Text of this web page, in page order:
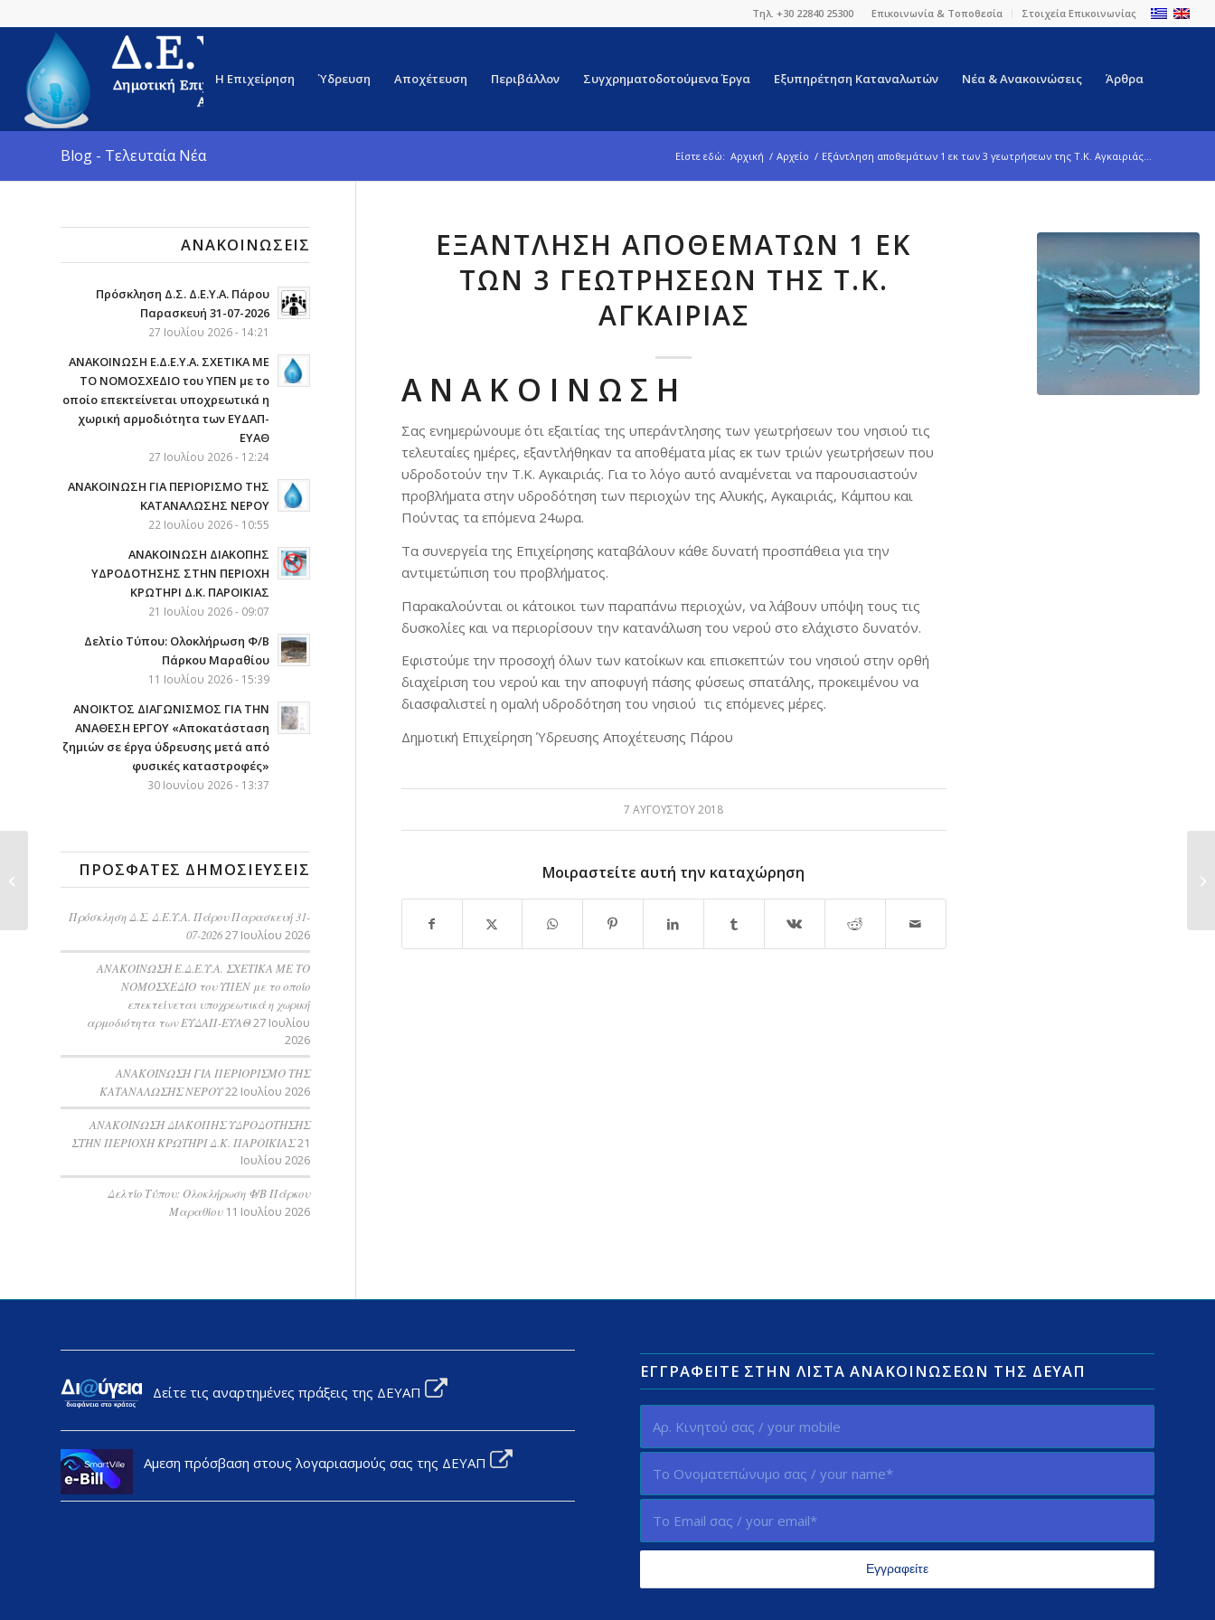
Επικοινωνία & Τοποθεσία Στοιχεία Επικοινωνίας
Τηλ. +30 22840 25300
Η Επιχείρηση Ύδρευση Αποχέτευση Περιβάλλον Συγχρηματοδοτούμενα Έργα Εξυπηρέτηση Καταναλωτών Νέα & Ανακοινώσεις Άρθρα
Blog - Τελευταία Νέα Είστε εδώ: Αρχική / Αρχείο / Εξάντληση αποθεμάτων 1 εκ των 3 γεωτρήσεων της Τ.Κ. Αγκαιριάς...
ΕΞΆΝΤΛΗΣΗ ΑΠΟΘΕΜΆΤΩΝ 1 ΕΚ
ΤΩΝ 3 ΓΕΩΤΡΉΣΕΩΝ ΤΗΣ Τ.Κ.
ΑΓΚΑΙΡΙΆΣ
Α Ν Α Κ Ο Ι Ν Ω Σ Η
Σας ενημερώνουμε ότι εξαιτίας της υπεράντλησης των γεωτρήσεων του νησιού τις
τελευταίες ημέρες, εξαντλήθηκαν τα αποθέματα μίας εκ των τριών γεωτρήσεων που
υδροδοτούν την Τ.Κ. Αγκαιριάς. Για το λόγο αυτό αναμένεται να παρουσιαστούν
προβλήματα στην υδροδότηση των περιοχών της Αλυκής, Αγκαιριάς, Κάμπου και
Πούντας τα επόμενα 24ωρα.
Τα συνεργεία της Επιχείρησης καταβάλουν κάθε δυνατή προσπάθεια για την
αντιμετώπιση του προβλήματος.
Παρακαλούνται οι κάτοικοι των παραπάνω περιοχών, να λάβουν υπόψη τους τις
δυσκολίες και να περιορίσουν την κατανάλωση του νερού στο ελάχιστο δυνατόν.
Εφιστούμε την προσοχή όλων των κατοίκων και επισκεπτών του νησιού στην ορθή
διαχείριση του νερού και την αποφυγή πάσης φύσεως σπατάλης, προκειμένου να
διασφαλιστεί η ομαλή υδροδότηση του νησιού τις επόμενες μέρες.
Δημοτική Επιχείρηση Ύδρευσης Αποχέτευσης Πάρου
7 ΑΥΓΟΎΣΤΟΥ 2018
Μοιραστείτε αυτή την καταχώρηση
ΑΝΑΚΟΙΝΏΣΕΙΣ
Πρόσκληση Δ.Σ. Δ.Ε.Υ.Α. Πάρου
Παρασκευή 31-07-2026
27 Ιουλίου 2026 - 14:21
ΑΝΑΚΟΙΝΩΣΗ Ε.Δ.Ε.Υ.Α. ΣΧΕΤΙΚΑ ΜΕ
ΤΟ ΝΟΜΟΣΧΕΔΙΟ του ΥΠΕΝ με το
οποίο επεκτείνεται υποχρεωτικά η
χωρική αρμοδιότητα των ΕΥΔΑΠ-
ΕΥΑΘ
27 Ιουλίου 2026 - 12:24
ΑΝΑΚΟΙΝΩΣΗ ΓΙΑ ΠΕΡΙΟΡΙΣΜΟ ΤΗΣ
ΚΑΤΑΝΑΛΩΣΗΣ ΝΕΡΟΥ
22 Ιουλίου 2026 - 10:55
AΝΑΚΟΙΝΩΣΗ ΔΙΑΚΟΠΗΣ
ΥΔΡΟΔΟΤΗΣΗΣ ΣΤΗΝ ΠΕΡΙΟΧΗ
ΚΡΩΤΗΡΙ Δ.Κ. ΠΑΡΟΙΚΙΑΣ
21 Ιουλίου 2026 - 09:07
Δελτίο Τύπου: Ολοκλήρωση Φ/Β
Πάρκου Μαραθίου
11 Ιουλίου 2026 - 15:39
ΑΝΟΙΚΤΟΣ ΔΙΑΓΩΝΙΣΜΟΣ ΓΙΑ ΤΗΝ
ΑΝΑΘΕΣΗ ΕΡΓΟΥ «Αποκατάσταση
ζημιών σε έργα ύδρευσης μετά από
φυσικές καταστροφές»
30 Ιουνίου 2026 - 13:37
ΠΡΌΣΦΑΤΕΣ ΔΗΜΟΣΙΕΎΣΕΙΣ
Πρόσκληση Δ.Σ. Δ.Ε.Υ.Α. Πάρου Παρασκευή 31-
07-202627 Ιουλίου 2026
ΑΝΑΚΟΙΝΩΣΗ Ε.Δ.Ε.Υ.Α. ΣΧΕΤΙΚΑ ΜΕ ΤΟ
ΝΟΜΟΣΧΕΔΙΟ του ΥΠΕΝ με το οποίο
επεκτείνεται υποχρεωτικά η χωρική
αρμοδιότητα των ΕΥΔΑΠ-ΕΥΑΘ27 Ιουλίου
2026
ΑΝΑΚΟΙΝΩΣΗ ΓΙΑ ΠΕΡΙΟΡΙΣΜΟ ΤΗΣ
ΚΑΤΑΝΑΛΩΣΗΣ ΝΕΡΟΥ22 Ιουλίου 2026
AΝΑΚΟΙΝΩΣΗ ΔΙΑΚΟΠΗΣ ΥΔΡΟΔΟΤΗΣΗΣ
ΣΤΗΝ ΠΕΡΙΟΧΗ ΚΡΩΤΗΡΙ Δ.Κ. ΠΑΡΟΙΚΙΑΣ21
Ιουλίου 2026
Δελτίο Τύπου: Ολοκλήρωση Φ/Β Πάρκου
Μαραθίου 11 Ιουλίου 2026
Δείτε τις αναρτημένες πράξεις της ΔΕΥΑΠ
Αμεση πρόσβαση στους λογαριασμούς σας της ΔΕΥΑΠ
ΕΓΓΡΑΦΕΊΤΕ ΣΤΗΝ ΛΊΣΤΑ ΑΝΑΚΟΙΝΏΣΕΩΝ ΤΗΣ ΔΕΥΑΠ
Πρόσκληση ΔΣ ΔΕΥΑΠ